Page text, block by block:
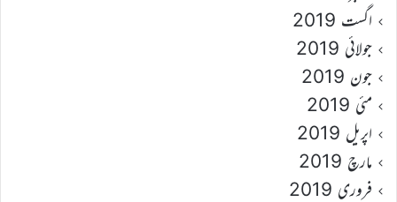
اگست 2019
جولائی 2019
جون 2019
مئی 2019
اپریل 2019
مارچ 2019
فروری 2019